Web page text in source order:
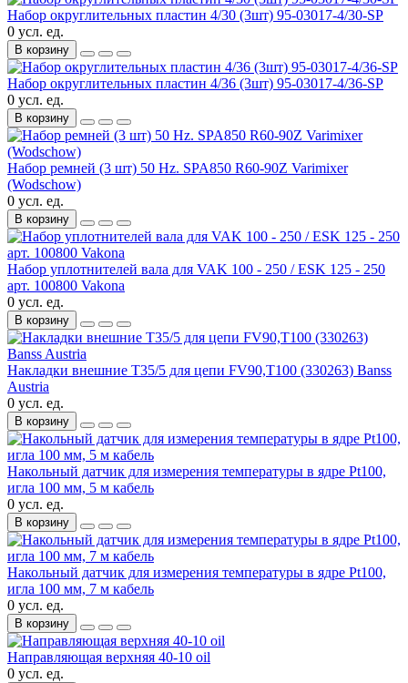
Набор округлительных пластин 4/30 (3шт) 95-03017-4/30-SP
0 усл. ед.
В корзину
Набор округлительных пластин 4/36 (3шт) 95-03017-4/36-SP
0 усл. ед.
В корзину
Набор ремней (3 шт) 50 Hz. SPA850 R60-90Z Varimixer
(Wodschow)
0 усл. ед.
В корзину
Набор уплотнителей вала для VAK 100 - 250 / ESK 125 - 250
арт. 100800 Vakona
0 усл. ед.
В корзину
Накладки внешние Т35/5 для цепи FV90,T100 (330263) Banss
Austria
0 усл. ед.
В корзину
Накольный датчик для измерения температуры в ядре Pt100,
игла 100 мм, 5 м кабель
0 усл. ед.
В корзину
Накольный датчик для измерения температуры в ядре Pt100,
игла 100 мм, 7 м кабель
0 усл. ед.
В корзину
Направляющая верхняя 40-10 oil
0 усл. ед.